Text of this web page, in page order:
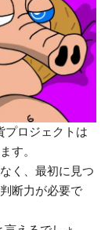
プロジェクトは
す。
く、最初に見つ
断力が必要で